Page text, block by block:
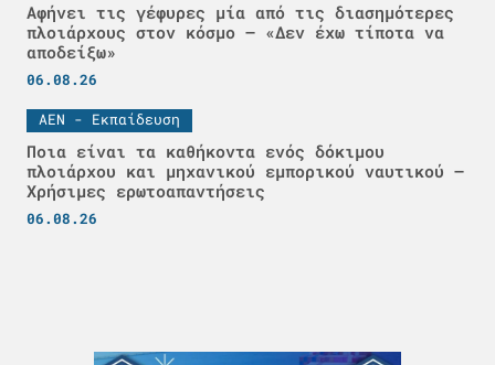
Αφήνει τις γέφυρες μία από τις διασημότερες
πλοιάρχους στον κόσμο – «Δεν έχω τίποτα να
αποδείξω»
06.08.26
ΑΕΝ - Εκπαίδευση
Ποια είναι τα καθήκοντα ενός δόκιμου
πλοιάρχου και μηχανικού εμπορικού ναυτικού –
Χρήσιμες ερωτοαπαντήσεις
06.08.26